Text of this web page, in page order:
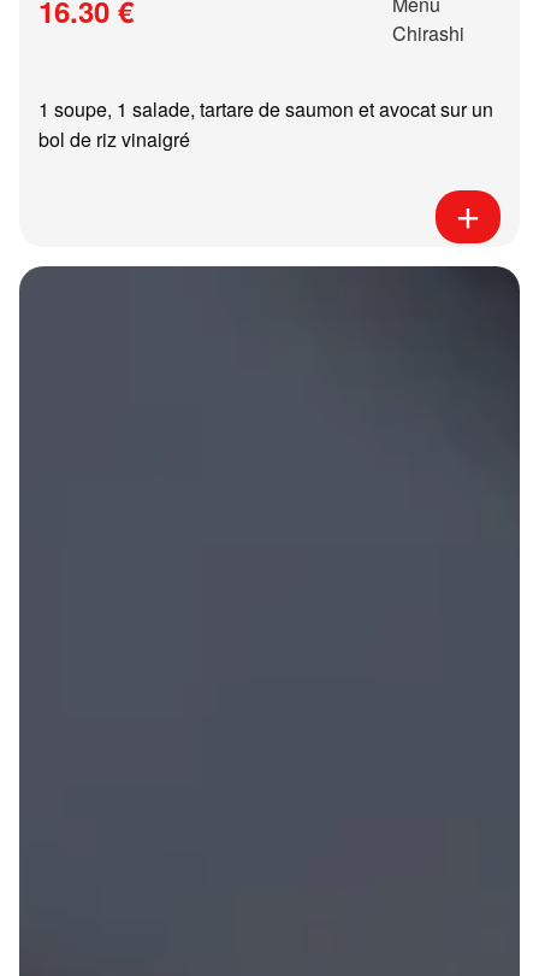
16.30 €
1 soupe, 1 salade, tartare de saumon et avocat sur un
bol de riz vinaigré